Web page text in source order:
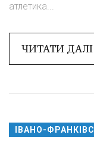
атлетика...
ЧИТАТИ ДАЛІ
ІВАНО-